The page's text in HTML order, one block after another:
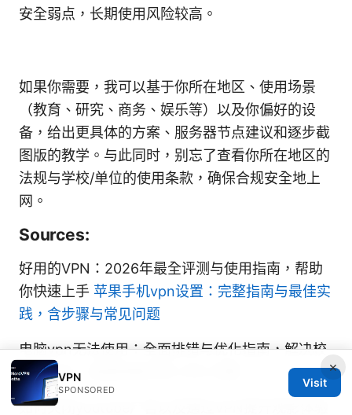
安全弱点，长期使用风险较高。
如果你需要，我可以基于你所在地区、使用场景
（教育、研究、商务、娱乐等）以及你偏好的设
备，给出更具体的方案、服务器节点建议和逐步截
图版的教学。与此同时，别忘了查看你所在地区的
法规与学校/单位的使用条款，确保合规安全地上
网。
Sources:
好用的VPN：2026年最全评测与使用指南，帮助
你快速上手 苹果手机vpn设置：完整指南与最佳实
践，含步骤与常见问题
电脑vpn无法使用：全面排错与优化指南，解决校
园、办公、家庭网络中的 VPN 问题
如何关闭youtube广告以及通过VPN提升观影体验
×
VPN
SPONSORED
Visit